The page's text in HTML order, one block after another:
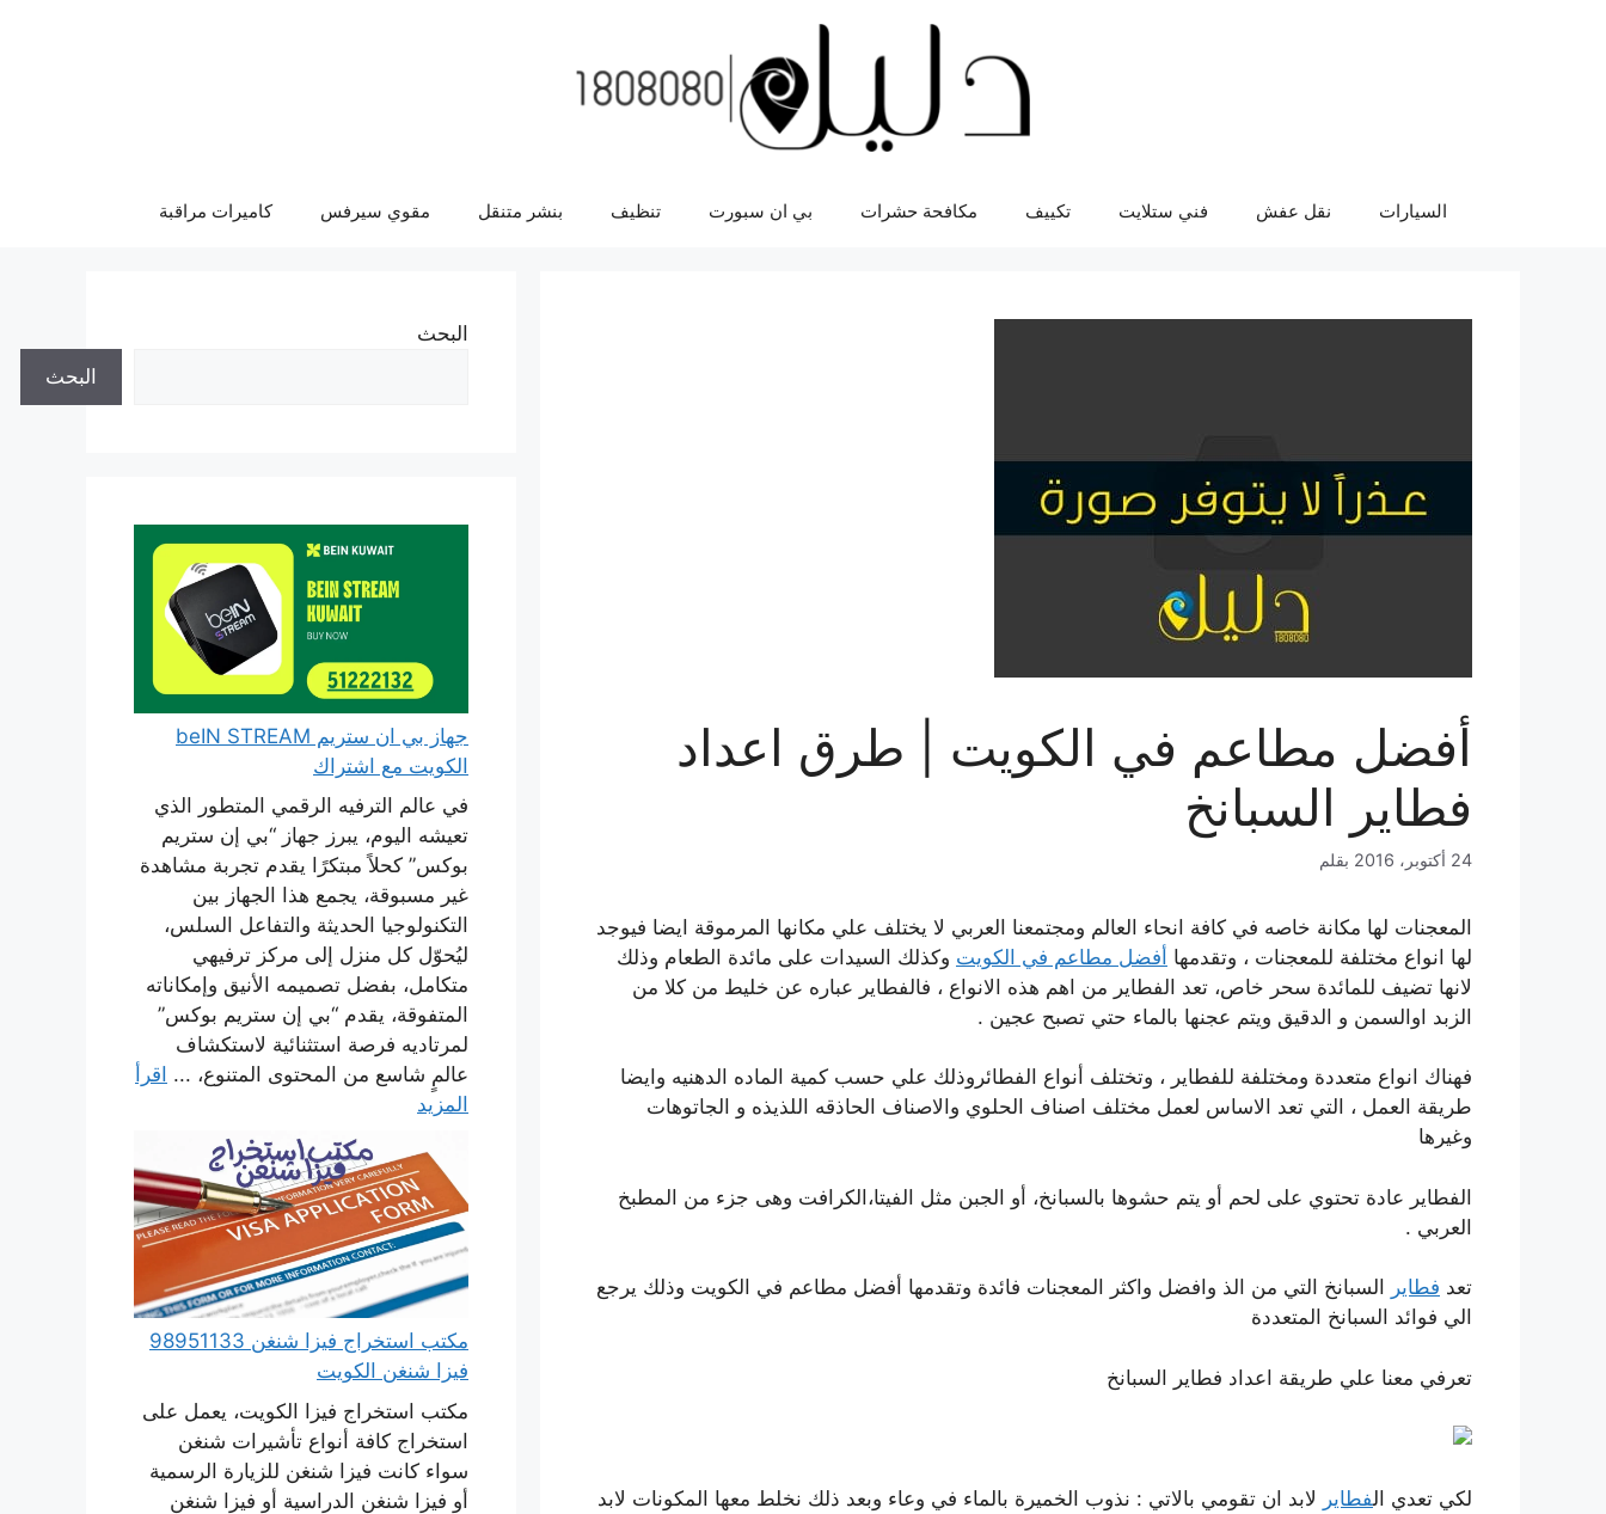
السيارات نقل عفش فني ستلايت تكييف مكافحة حشرات بي ان سبورت تنظيف بنشر متنقل مقوي سيرفس كاميرات مراقبة
أفضل مطاعم في الكويت | طرق اعداد
فطاير السبانخ
24 أكتوبر، 2016 بقلم
المعجنات لها مكانة خاصه في كافة انحاء العالم ومجتمعنا العربي لا يختلف علي مكانها المرموقة ايضا فيوجد
لها انواع مختلفة للمعجنات ، وتقدمها أفضل مطاعم في الكويت وكذلك السيدات على مائدة الطعام وذلك
لانها تضيف للمائدة سحر خاص، تعد الفطاير من اهم هذه الانواع ، فالفطاير عباره عن خليط من كلا من
الزبد اوالسمن و الدقيق ويتم عجنها بالماء حتي تصبح عجين .
فهناك انواع متعددة ومختلفة للفطاير ، وتختلف أنواع الفطائروذلك علي حسب كمية الماده الدهنيه وايضا
طريقة العمل ، التي تعد الاساس لعمل مختلف اصناف الحلوي والاصناف الحاذقه اللذيذه و الجاتوهات
وغيرها
الفطاير عادة تحتوي على لحم أو يتم حشوها بالسبانخ، أو الجبن مثل الفيتا،الكرافت وهى جزء من المطبخ
العربي .
تعد فطاير
السبانخ التي من الذ وافضل واكثر المعجنات فائدة وتقدمها أفضل مطاعم في الكويت وذلك يرجع
الي فوائد السبانخ المتعددة
تعرفي معنا علي طريقة اعداد فطاير السبانخ
لكي تعدي الفطاير لابد ان تقومي بالاتي : نذوب الخميرة بالماء في وعاء وبعد ذلك نخلط معها المكونات لابد
البحث
البحث
جهاز بي ان ستريم beIN STREAM
الكويت مع اشتراك
في عالم الترفيه الرقمي المتطور الذي
تعيشه اليوم، يبرز جهاز “بي إن ستريم
بوكس” كحلاً مبتكرًا يقدم تجربة مشاهدة
غير مسبوقة، يجمع هذا الجهاز بين
التكنولوجيا الحديثة والتفاعل السلس،
ليُحوّل كل منزل إلى مركز ترفيهي
متكامل، بفضل تصميمه الأنيق وإمكاناته
المتفوقة، يقدم “بي إن ستريم بوكس”
لمرتاديه فرصة استثنائية لاستكشاف
عالمٍ شاسع من المحتوى المتنوع، ... اقرأ
المزيد
مكتب استخراج فيزا شنغن 98951133
فيزا شنغن الكويت
مكتب استخراج فيزا الكويت، يعمل على
استخراج كافة أنواع تأشيرات شنغن
سواء كانت فيزا شنغن للزيارة الرسمية
أو فيزا شنغن الدراسية أو فيزا شنغن